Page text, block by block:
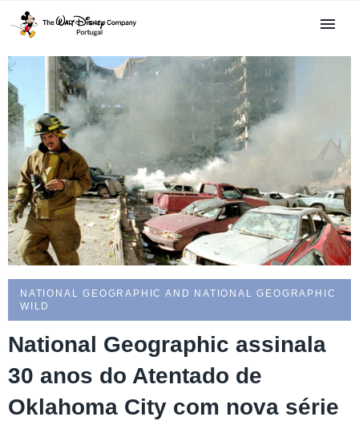
NATIONAL GEOGRAPHIC AND NATIONAL GEOGRAPHIC
WILD
National Geographic assinala
30 anos do Atentado de
Oklahoma City com nova série